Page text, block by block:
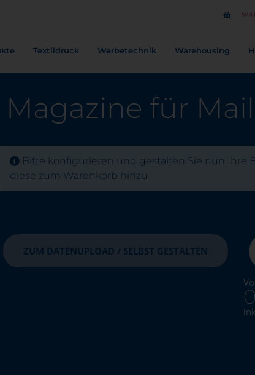
Textildruck Werbetechnik Warehousing
Magazine für
Bitte konfigurieren und gestalten Sie nun Ihre
diese zum Warenkorb hinzu
ZUM DATENUPLOAD / SELBST GESTALTEN